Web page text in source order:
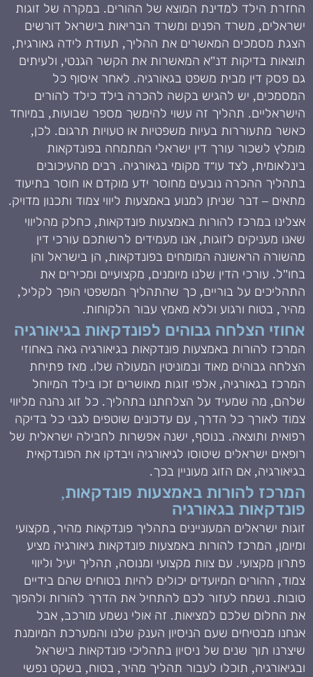
החזרת הילד למדינת המוצא של ההורים. במקרה של זוגות
ישראלים, משרד הפנים ומשרד הבריאות בישראל דורשים
הצגת מסמכים המאשרים את ההליך, תעודת לידה גאורגית,
תוצאות בדיקות דנ"א המאשרות את הקשר הגנטי, ולעיתים
גם פסק דין מבית משפט בגאורגיה. לאחר איסוף כל
המסמכים, יש להגיש בקשה להכרה בילד כילד להורים
הישראליים. תהליך זה עשוי להימשך מספר שבועות, במיוחד
כאשר מתעוררות בעיות משפטיות או טעויות תרגום. לכן,
מומלץ לשכור עורך דין ישראלי המתמחה בפונדקאות
בינלאומית, לצד עו״ד מקומי בגאורגיה. רבים מהעיכובים
בתהליך ההכרה נובעים מחוסר ידע מוקדם או חוסר בתיעוד
מתאים – דבר שניתן למנוע באמצעות ליווי צמוד ותכנון מדויק.
אצלינו במרכז להורות באמצעות פונדקאות, כחלק מהליווי
שאנו מעניקים לזוגות, אנו מעמידים לרשותכם עורכי דין
מהשורה הראשונה המומחים בפונדקאות, הן בישראל והן
בחו"ל. עורכי הדין שלנו מיומנים, מקצועיים ומכירים את
התהליכים על בוריים, כך שהתהליך המשפטי הופך לקליל,
מהיר, בטוח ורגוע וללא מאמץ עבור הלקוחות.
אחוזי הצלחה גבוהים לפונדקאות בגיאורגיה
המרכז להורות באמצעות פונדקאות בגיאורגיה גאה באחוזי
הצלחה גבוהים מאוד ובמוניטין המעולה שלו. מאז פתיחת
המרכז בגאורגיה, אלפי זוגות מאושרים זכו בילד המיוחל
שלהם, מה שמעיד על הצלחתנו בתהליך. כל זוג נהנה מליווי
צמוד לאורך כל הדרך, עם עדכונים שוטפים לגבי כל בדיקה
רפואית ותוצאה. בנוסף, ישנה אפשרות לחבילה ישראלית של
רופאים ישראלים שיטוסו לגיאורגיה ויבדקו את הפונדקאית
בגיאורגיה, אם הזוג מעוניין בכך.
המרכז להורות באמצעות פונדקאות,
פונדקאות בגאורגיה
זוגות ישראלים המעוניינים בתהליך פונדקאות מהיר, מקצועי
ומיומן, המרכז להורות באמצעות פונדקאות גיאורגיה מציע
פתרון מקצועי. עם צוות מקצועי ומנוסה, תהליך יעיל וליווי
צמוד, ההורים המיועדים יכולים להיות בטוחים שהם בידיים
טובות. נשמח לעזור לכם להתחיל את הדרך להורות ולהפוך
את החלום שלכם למציאות. זה אולי נשמע מורכב, אבל
אנחנו מבטיחים שעם הניסיון הענק שלנו והמערכת המיומנת
שיצרנו תוך שנים של ניסיון בתהליכי פונדקאות בישראל
ובגיאורגיה, תוכלו לעבור תהליך מהיר, בטוח, בשקט נפשי